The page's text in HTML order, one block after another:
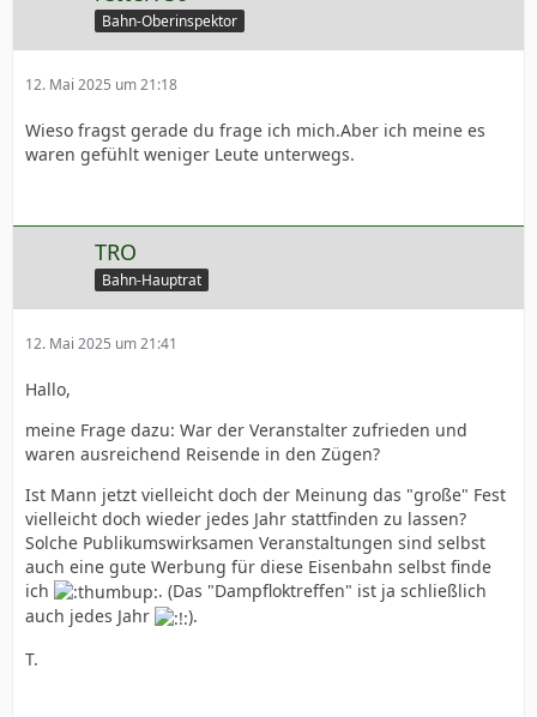
Bahn-Oberinspektor
12. Mai 2025 um 21:18
Wieso fragst gerade du frage ich mich.Aber ich meine es
waren gefühlt weniger Leute unterwegs.
TRO
Bahn-Hauptrat
12. Mai 2025 um 21:41
Hallo,
meine Frage dazu: War der Veranstalter zufrieden und
waren ausreichend Reisende in den Zügen?
Ist Mann jetzt vielleicht doch der Meinung das "große" Fest
vielleicht doch wieder jedes Jahr stattfinden zu lassen?
Solche Publikumswirksamen Veranstaltungen sind selbst
auch eine gute Werbung für diese Eisenbahn selbst finde
ich
. (Das "Dampfloktreffen" ist ja schließlich
auch jedes Jahr
).
T.